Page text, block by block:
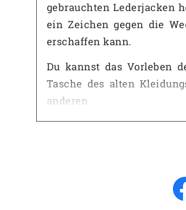
gebrauchten Lederjacken
ein Zeichen gegen die
erschaffen kann.
Du kannst das Vorleben
Tasche des alten
anderen.
Der Shopper kommt mit
Fächer bereit. Eines
Bitte beachte, dass die